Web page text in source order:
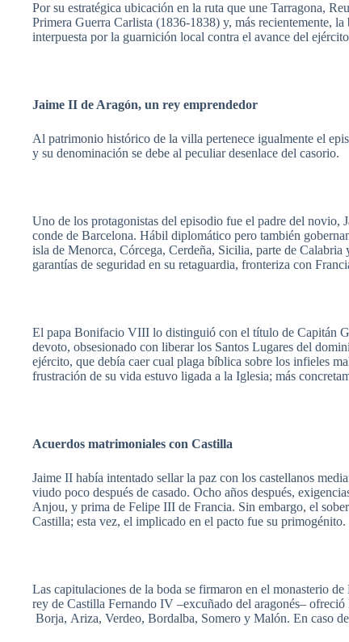
Por su estratégica ubicación en la ruta que une Tarragona,
Primera Guerra Carlista (1836-1838) y, más recientemente, la
interpuesta porla guarnición local contra el avance del ejército
Jaime II de Aragón, un rey emprendedor
Al patrimonio histórico de la villa pertenece igualmente el
y su denominación se debe al peculiardesenlace del casorio.
Uno de los protagonistas del episodio fue el padre del novio,
conde de Barcelona. Hábil diplomático pero también
isla de Menorca, Córcega, Cerdeña, Sicilia, parte de Calabria
garantías de seguridad en su retaguardia, fronteriza con
El papa Bonifacio VIII lo distinguió con el título de Capitán
devoto, obsesionado con liberarlos Santos Lugares del
ejército, que debía caer cual plaga bíblica sobre los infieles
frustración de su vida estuvo ligada a la Iglesia; más
Acuerdos matrimoniales con Castilla
Jaime II había intentado sellarla paz con los castellanos
viudo poco después de casado. Ocho años después,
Anjou, y prima de Felipe III de Francia. Sin embargo, el
Castilla; esta vez, el implicado en el pacto fue su primogénito.
Las capitulaciones de la boda se firmaron en el monasterio de
rey de Castilla Fernando IV –excuñado del aragonés– ofreció
Borja, Ariza, Verdeo, Bordalba, Somero y Malón. En caso de